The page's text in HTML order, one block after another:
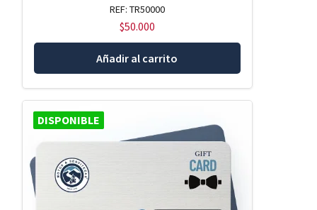
REF: TR50000
$50.000
Añadir al carrito
DISPONIBLE